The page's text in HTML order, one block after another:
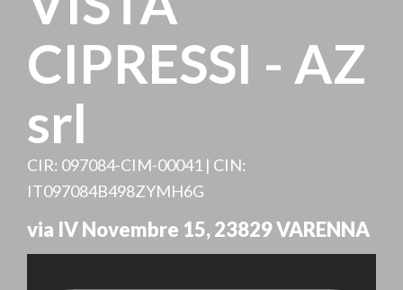
CIPRESSI - AZ
srl
CIR: 097084-CIM-00041 | CIN:
IT097084B498ZYMH6G
via IV Novembre 15,23829VARENNA